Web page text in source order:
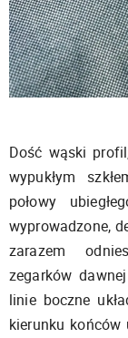
Dość wąski
wypukłym
połowy
wyprowadzone,
zarazem
zegarków
linie boczne
kierunku